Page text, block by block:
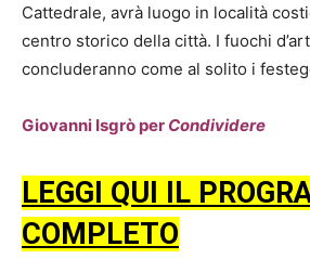
Cattedrale, avrà luogo in località
centro storico della città. I fuochi
concluderanno come al solito i
Giovanni Isgrò per Condividere
LEGGI QUI IL
COMPLETO